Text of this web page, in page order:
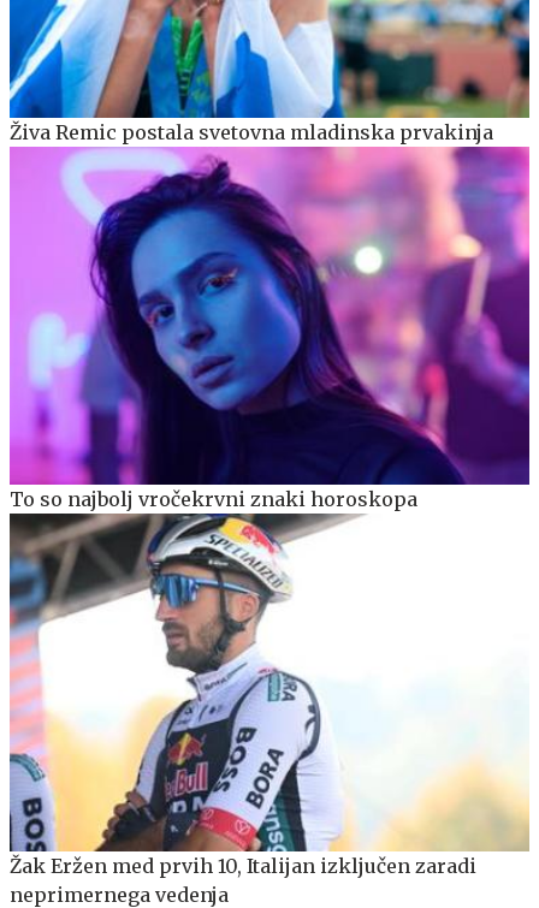
Živa Remic postala svetovna mladinska prvakinja
To so najbolj vročekrvni znaki horoskopa
Žak Eržen med prvih 10, Italijan izključen zaradi
neprimernega vedenja